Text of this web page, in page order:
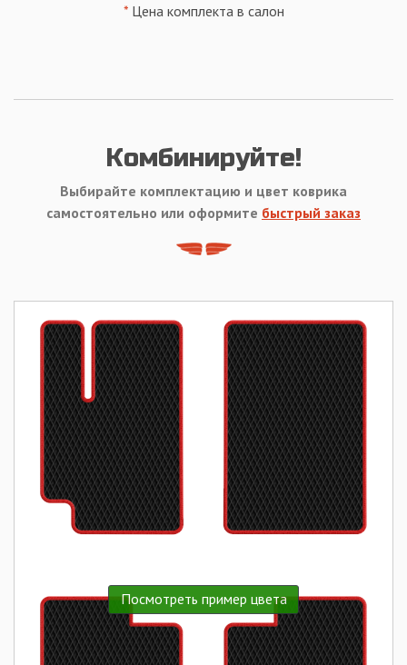
*Цена комплекта в салон
Комбинируйте!
Выбирайте комплектацию и цвет коврика
самостоятельно или оформите быстрый заказ
Посмотреть пример цвета